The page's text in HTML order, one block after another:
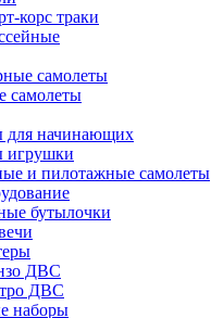
корс траки
самолеты
самолеты
для начинающих
игрушки
и пилотажные самолеты
бутылочки
ДВС
ДВС
наборы